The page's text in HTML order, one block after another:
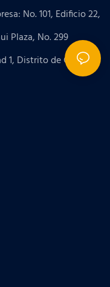
No. 101, Edificio 22,
Plaza, No. 299
1, Distrito de Gaoxin,